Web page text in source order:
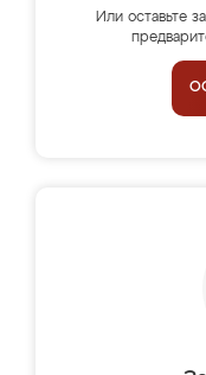
Или оставьте